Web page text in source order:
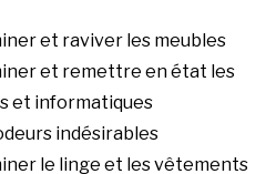
et raviver les meubles
et remettre en état les
et informatiques
indésirables
le linge et les vêtements